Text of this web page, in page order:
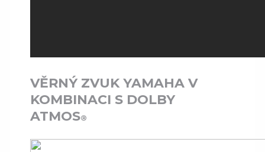
VĚRNÝ ZVUK YAMAHA V
KOMBINACI S DOLBY
ATMOS®